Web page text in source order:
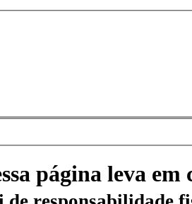
página leva em